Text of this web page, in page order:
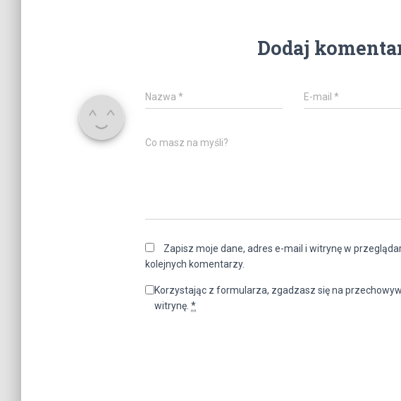
Dodaj
Nazwa * E-mail*
Co masz na myśli?
Zapisz moje dane, adres e-mail i witrynę w
kolejnych komentarzy.
Korzystając z formularza, zgadzasz się na
witrynę. *